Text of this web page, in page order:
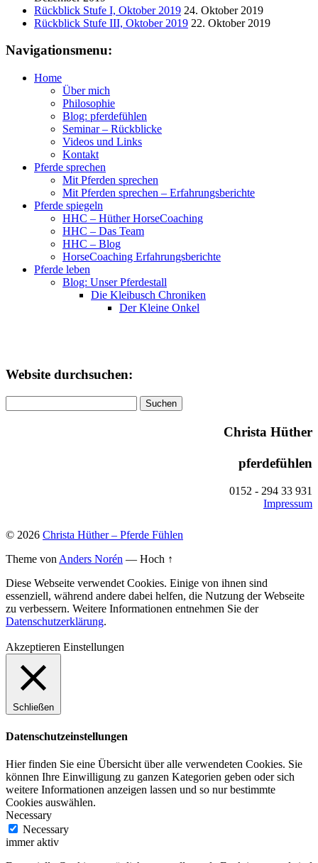
Rückblick Stufe I, Oktober 2019 24. Oktober 2019
Rückblick Stufe III, Oktober 2019 22. Oktober 2019
Navigationsmenu:
Home
Über mich
Philosophie
Blog: pferdefühlen
Seminar – Rückblicke
Videos und Links
Kontakt
Pferde sprechen
Mit Pferden sprechen
Mit Pferden sprechen – Erfahrungsberichte
Pferde spiegeln
HHC – Hüther HorseCoaching
HHC – Das Team
HHC – Blog
HorseCoaching Erfahrungsberichte
Pferde leben
Blog: Unser Pferdestall
Die Kleibusch Chroniken
Der Kleine Onkel
Website durchsuchen:
nach:
Christa Hüther
pferdefühlen
0152 - 294 33 931
Impressum
© 2026 Christa Hüther – Pferde Fühlen
Theme von Anders Norén — Hoch ↑
Diese Webseite verwendet Cookies. Einige von ihnen sind
essenziell, während andere dabei helfen, die Nutzung der Webseite
zu verbessern. Weitere Informationen entnehmen Sie der
Datenschutzerklärung.
Akzeptieren Einstellungen
Schließen
Datenschutzeinstellungen
Hier finden Sie eine Übersicht über alle verwendeten Cookies. Sie
können Ihre Einwilligung zu ganzen Kategorien geben oder sich
weitere Informationen anzeigen lassen und so nur bestimmte
Cookies auswählen.
Necessary
Necessary
immer aktiv